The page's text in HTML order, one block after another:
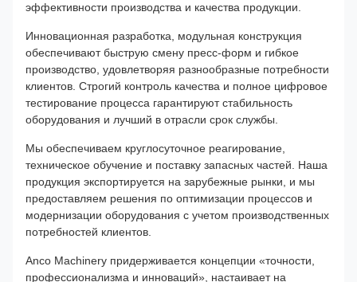
эффективности производства и качества продукции.
Инновационная разработка, модульная конструкция
обеспечивают быструю смену пресс-форм и гибкое
производство, удовлетворяя разнообразные потребности
клиентов. Строгий контроль качества и полное цифровое
тестирование процесса гарантируют стабильность
оборудования и лучший в отрасли срок службы.
Мы обеспечиваем круглосуточное реагирование,
техническое обучение и поставку запасных частей. Наша
продукция экспортируется на зарубежные рынки, и мы
предоставляем решения по оптимизации процессов и
модернизации оборудования с учетом производственных
потребностей клиентов.
Anco Machinery придерживается концепции «точности,
профессионализма и инноваций», настаивает на